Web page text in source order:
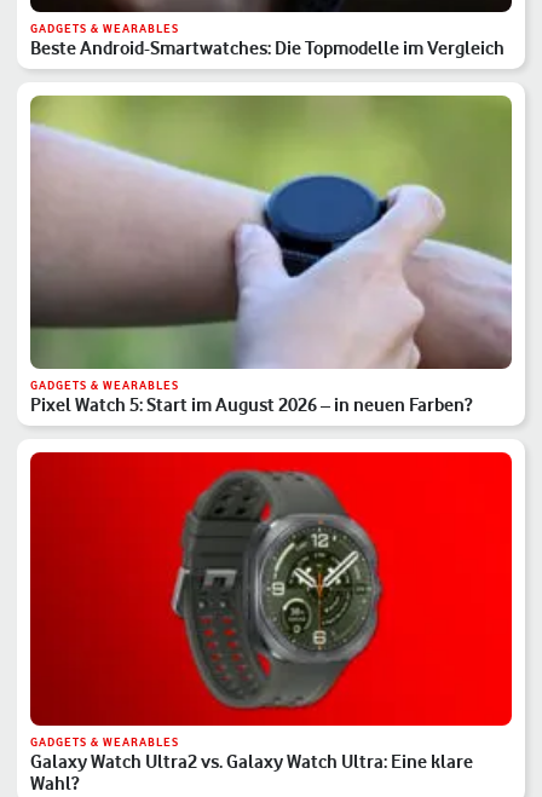
GADGETS & WEARABLES
Beste Android-Smartwatches: Die Topmodelle im Vergleich
GADGETS & WEARABLES
Pixel Watch 5: Start im August 2026 – in neuen Farben?
GADGETS & WEARABLES
Galaxy Watch Ultra2 vs. Galaxy Watch Ultra: Eine klare
Wahl?